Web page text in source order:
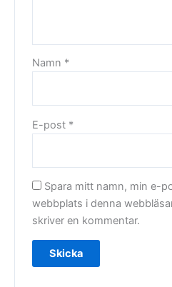
Namn *
E-post *
Spara mitt namn, min e-
webbplats i denna
skriver en kommentar.